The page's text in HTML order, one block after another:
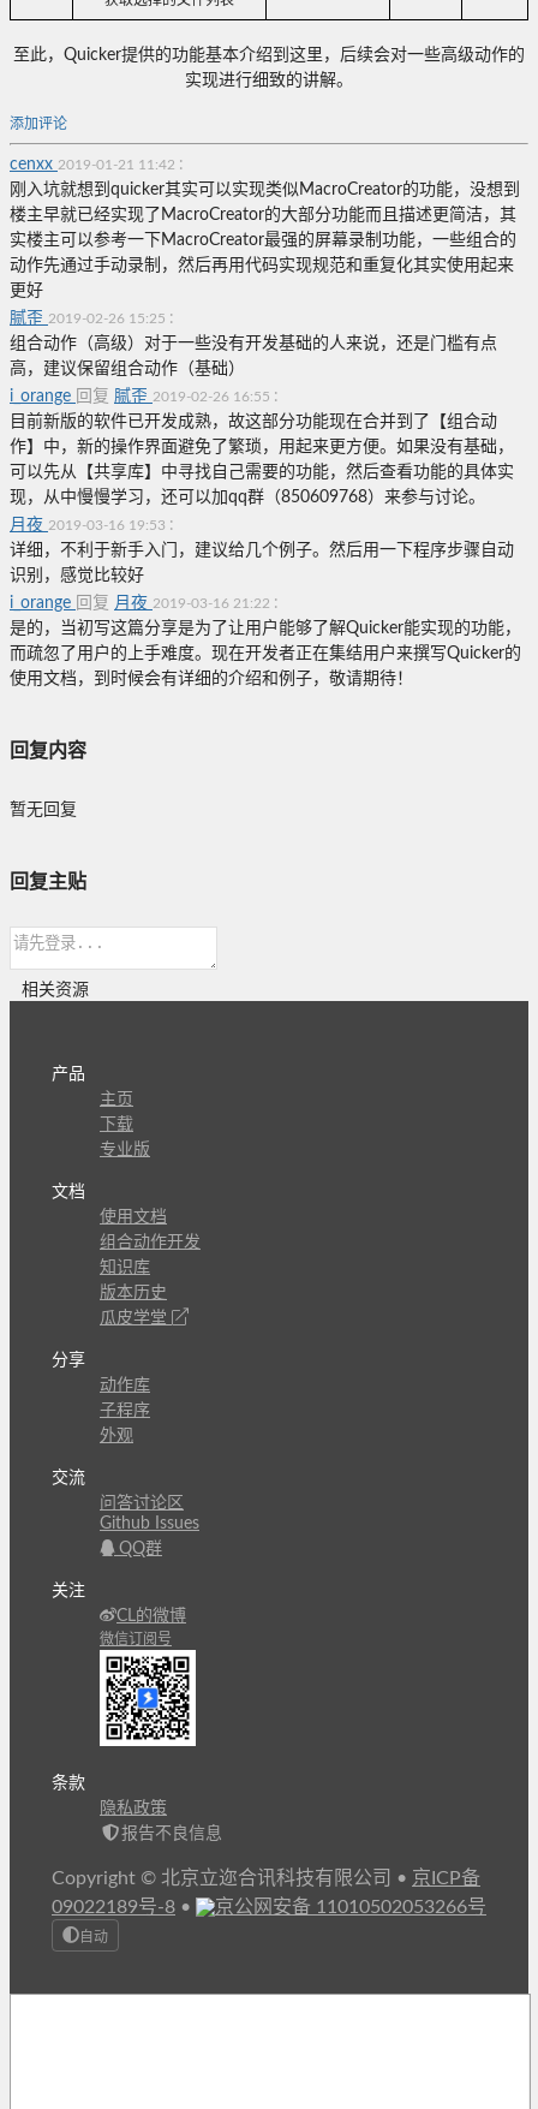
至此，Quicker提供的功能基本介绍到这里，后续会对一些高级动作的
实现进行细致的讲解。
添加评论
cenxx 2019-01-21 11:42 :
刚入坑就想到quicker其实可以实现类似MacroCreator的功能，没想到
楼主早就已经实现了MacroCreator的大部分功能而且描述更简洁，其
实楼主可以参考一下MacroCreator最强的屏幕录制功能，一些组合的
动作先通过手动录制，然后再用代码实现规范和重复化其实使用起来
更好
腻歪 2019-02-26 15:25 :
组合动作（高级）对于一些没有开发基础的人来说，还是门槛有点
高，建议保留组合动作（基础）
i_orange 回复 腻歪 2019-02-26 16:55 :
目前新版的软件已开发成熟，故这部分功能现在合并到了【组合动
作】中，新的操作界面避免了繁琐，用起来更方便。如果没有基础，
可以先从【共享库】中寻找自己需要的功能，然后查看功能的具体实
现，从中慢慢学习，还可以加qq群（850609768）来参与讨论。
月夜 2019-03-16 19:53 :
详细，不利于新手入门，建议给几个例子。然后用一下程序步骤自动
识别，感觉比较好
i_orange 回复 月夜 2019-03-16 21:22 :
是的，当初写这篇分享是为了让用户能够了解Quicker能实现的功能，
而疏忽了用户的上手难度。现在开发者正在集结用户来撰写Quicker的
使用文档，到时候会有详细的介绍和例子，敬请期待！
回复内容
暂无回复
回复主贴
相关资源
产品
主页
下载
专业版
文档
使用文档
组合动作开发
知识库
版本历史
瓜皮学堂
分享
动作库
子程序
外观
交流
问答讨论区
Github Issues
QQ群
关注
CL的微博
微信订阅号
条款
隐私政策
报告不良信息
Copyright © 北京立迩合讯科技有限公司 • 京ICP备
09022189号-8 • 京公网安备 11010502053266号
自动